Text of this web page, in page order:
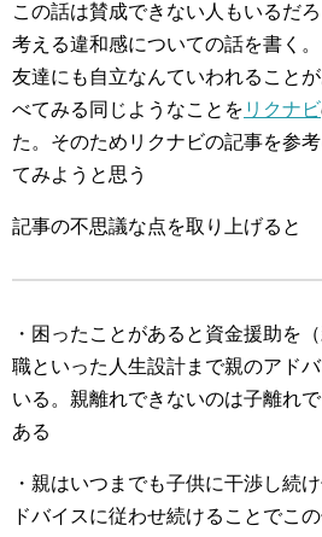
この話は賛成できない人もいるだ
考える違和感についての話を書く。
友達にも自立なんていわれること
べてみる同じようなことを リクナビ
た。そのためリクナビの記事を参
てみようと思う
記事の不思議な点を取り上げると
・困ったことがあると資金援助を
職といった人生設計まで親のアド
いる。親離れできないのは子離れ
ある
・親はいつまでも子供に干渉し続
ドバイスに従わせ続けることでこ